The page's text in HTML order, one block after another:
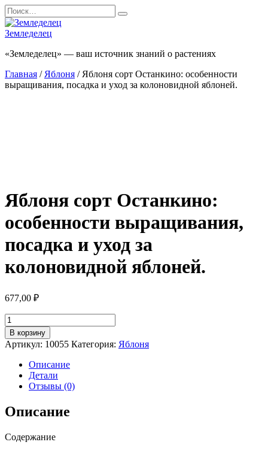
Перейти
к
содержанию
Search
for:
Земледелец
«Земледелец» — ваш источник знаний о растениях
Главная / Яблоня / Яблоня сорт Останкино: особенности
выращивания, посадка и уход за колоновидной яблоней.
Яблоня сорт Останкино:
особенности выращивания,
посадка и уход за
колоновидной яблоней.
677,00 ₽
Количество
товара
Яблоня
сорт
Останкино:
особенности
выращивания,
посадка
и
уход
колоновидной
В корзину
Артикул: 10055 Категория: Яблоня
Описание
Детали
Отзывы (0)
Описание
Содержание